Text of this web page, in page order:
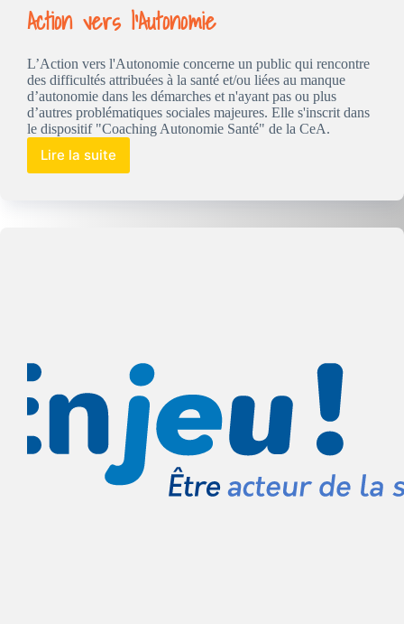
Action vers l’Autonomie
L’Action vers l'Autonomie concerne un public qui rencontre
des difficultés attribuées à la santé et/ou liées au manque
d’autonomie dans les démarches et n'ayant pas ou plus
d’autres problématiques sociales majeures. Elle s'inscrit dans
le dispositif "Coaching Autonomie Santé" de la CeA.
Lire la suite
Action
vers
l’Autonomie